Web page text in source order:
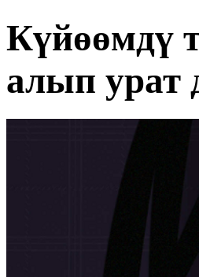
Күйөөмдү
алып урат